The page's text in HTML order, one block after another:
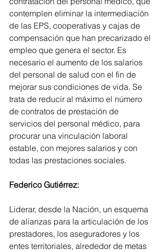
contemplen eliminar la intermediación
de las EPS, cooperativas y cajas de
compensación que han precarizado el
empleo que genera el sector. Es
necesario el aumento de los salarios
del personal de salud con el fin de
mejorar sus condiciones de vida. Se
trata de reducir al máximo el número
de contratos de prestación de
servicios del personal médico, para
procurar una vinculación laboral
estable, con mejores salarios y con
todas las prestaciones sociales.
Federico Gutiérrez:
Liderar, desde la Nación, un esquema
de alianzas para la articulación de los
prestadores, los aseguradores y los
entes territoriales, alrededor de metas